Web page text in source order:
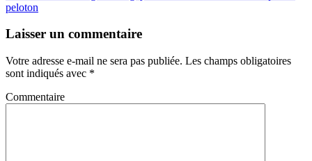
peloton
Laisser un commentaire
Votre adresse e-mail ne sera pas publiée. Les champs obligatoires
sont indiqués avec *
Commentaire